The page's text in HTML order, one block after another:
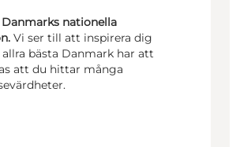
nationella
Vi ser till att inspirera dig
bästa Danmark har att
att du hittar många